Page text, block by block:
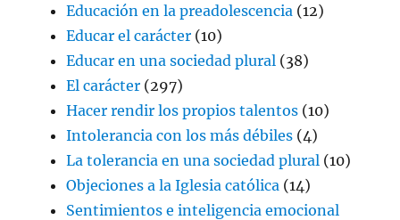
Educación en la preadolescencia (12)
Educar el carácter (10)
Educar en una sociedad plural (38)
El carácter (297)
Hacer rendir los propios talentos (10)
Intolerancia con los más débiles (4)
La tolerancia en una sociedad plural (10)
Objeciones a la Iglesia católica (14)
Sentimientos e inteligencia emocional